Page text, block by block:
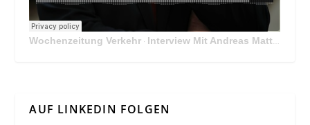
Wochenzeitung Verkehr · Interview Mit Andreas Matthä, CEO der ÖBB Holding
AUF LINKEDIN FOLGEN